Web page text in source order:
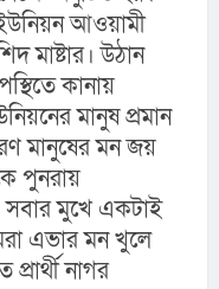
আওয়ামী
মাষ্টার। উঠান
কানায়
মানুষ প্রমান
মানুষের মন জয়
পুনরায়
সবার মুখে একটাই
এভার মন খুলে
নাগর